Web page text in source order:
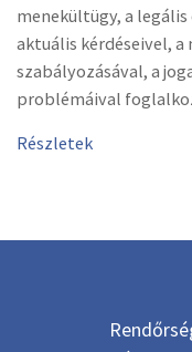
menekültügy, a
aktuális kérdéseivel, a
szabályozásával, a
problémáival
Részletek